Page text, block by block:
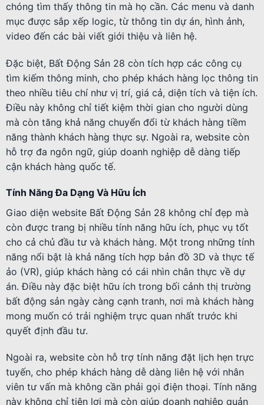
chóng tìm thấy thông tin mà họ cần. Các menu và danh
mục được sắp xếp logic, từ thông tin dự án, hình ảnh,
video đến các bài viết giới thiệu và liên hệ.
Đặc biệt, Bất Động Sản 28 còn tích hợp các công cụ
tìm kiếm thông minh, cho phép khách hàng lọc thông tin
theo nhiều tiêu chí như vị trí, giá cả, diện tích và tiện ích.
Điều này không chỉ tiết kiệm thời gian cho người dùng
mà còn tăng khả năng chuyển đổi từ khách hàng tiềm
năng thành khách hàng thực sự. Ngoài ra, website còn
hỗ trợ đa ngôn ngữ, giúp doanh nghiệp dễ dàng tiếp
cận khách hàng quốc tế.
Tính Năng Đa Dạng Và Hữu Ích
Giao diện website Bất Động Sản 28 không chỉ đẹp mà
còn được trang bị nhiều tính năng hữu ích, phục vụ tốt
cho cả chủ đầu tư và khách hàng. Một trong những tính
năng nổi bật là khả năng tích hợp bản đồ 3D và thực tế
ảo (VR), giúp khách hàng có cái nhìn chân thực về dự
án. Điều này đặc biệt hữu ích trong bối cảnh thị trường
bất động sản ngày càng cạnh tranh, nơi mà khách hàng
mong muốn có trải nghiệm trực quan nhất trước khi
quyết định đầu tư.
Ngoài ra, website còn hỗ trợ tính năng đặt lịch hẹn trực
tuyến, cho phép khách hàng dễ dàng liên hệ với nhân
viên tư vấn mà không cần phải gọi điện thoại. Tính năng
này không chỉ tiện lợi mà còn giúp doanh nghiệp quản